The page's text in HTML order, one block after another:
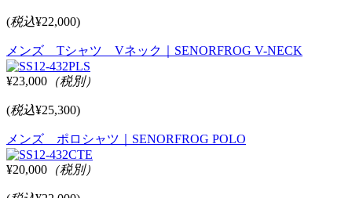
(税込¥22,000)
メンズ Tシャツ Vネック｜SENORFROG V-NECK
¥23,000 （税別）
(税込¥25,300)
メンズ ポロシャツ｜SENORFROG POLO
¥20,000 （税別）